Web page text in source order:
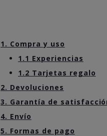
1. Compra y uso
1.1 Experiencias
1.2 Tarjetas regalo
2. Devoluciones
3. Garantía de
4. Envío
5. Formas de pago